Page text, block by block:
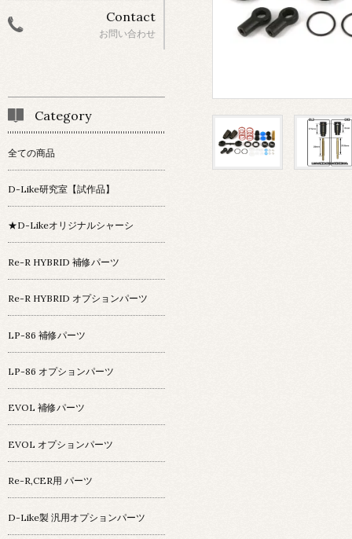
Contact
お問い合わせ
Category
全ての商品
D-Like研究室【試作品】
★D-Likeオリジナルシャーシ
Re-R HYBRID 補修パーツ
Re-R HYBRID オプションパーツ
LP-86 補修パーツ
LP-86 オプションパーツ
EVOL 補修パーツ
EVOL オプションパーツ
Re-R,CER用 パーツ
D-Like製 汎用オプションパーツ